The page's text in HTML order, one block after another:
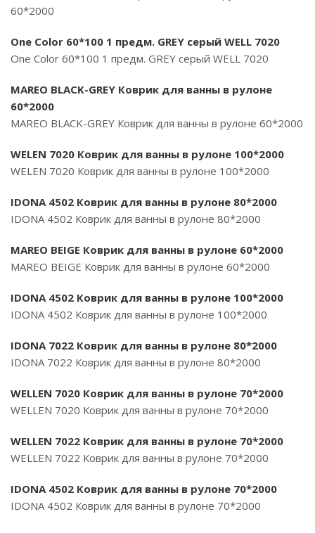
60*2000
One Color 60*100 1 предм. GREY серый WELL 7020
One Color 60*100 1 предм. GREY серый WELL 7020
MAREO BLACK-GREY Коврик для ванны в рулоне
60*2000
MAREO BLACK-GREY Коврик для ванны в рулоне 60*2000
WELEN 7020 Коврик для ванны в рулоне 100*2000
WELEN 7020 Коврик для ванны в рулоне 100*2000
IDONA 4502 Коврик для ванны в рулоне 80*2000
IDONA 4502 Коврик для ванны в рулоне 80*2000
MAREO BEIGE Коврик для ванны в рулоне 60*2000
MAREO BEIGE Коврик для ванны в рулоне 60*2000
IDONA 4502 Коврик для ванны в рулоне 100*2000
IDONA 4502 Коврик для ванны в рулоне 100*2000
IDONA 7022 Коврик для ванны в рулоне 80*2000
IDONA 7022 Коврик для ванны в рулоне 80*2000
WELLEN 7020 Коврик для ванны в рулоне 70*2000
WELLEN 7020 Коврик для ванны в рулоне 70*2000
WELLEN 7022 Коврик для ванны в рулоне 70*2000
WELLEN 7022 Коврик для ванны в рулоне 70*2000
IDONA 4502 Коврик для ванны в рулоне 70*2000
IDONA 4502 Коврик для ванны в рулоне 70*2000